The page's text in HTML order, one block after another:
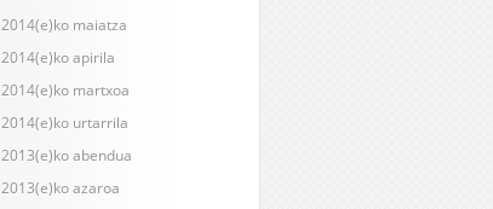
2014(e)ko maiatza
2014(e)ko apirila
2014(e)ko martxoa
2014(e)ko urtarrila
2013(e)ko abendua
2013(e)ko azaroa